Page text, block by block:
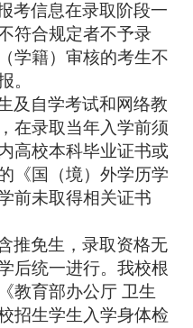
考信息在录取阶段一
符合规定者不予录
学籍）审核的考生不
。
及自学考试和网络教
在录取当年入学前须
高校本科毕业证书或
《国（境）外学历学
前未取得相关证书
推免生，录取资格无
后统一进行。我校根
教育部办公厅 卫生
招生学生入学身体检